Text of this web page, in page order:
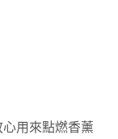
用來點燃香薰